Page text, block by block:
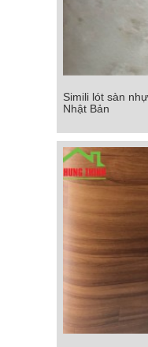
Simili lót sàn
Chi tiết
Simili lót sàn
Nhật Bản